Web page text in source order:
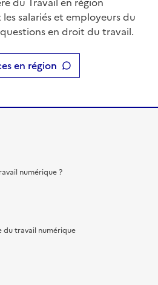
salariés et employeurs du
en droit du travail.
en région
numérique ?
du travail numérique